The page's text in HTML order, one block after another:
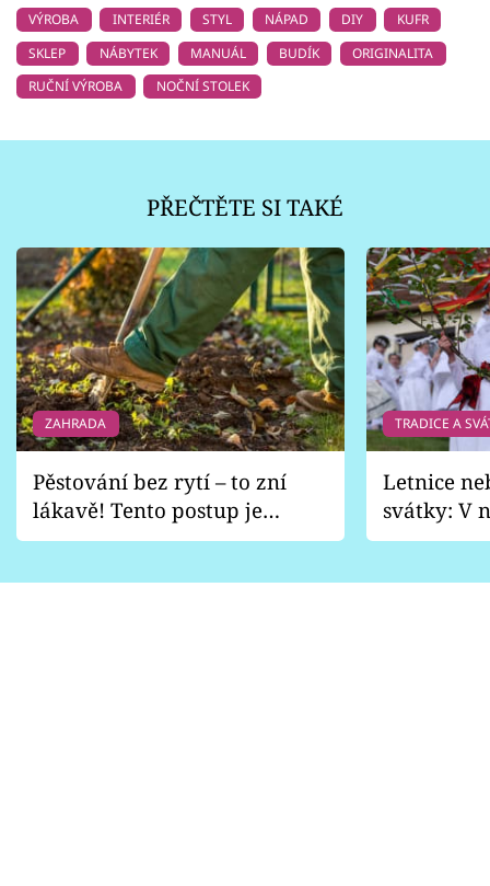
VÝROBA
INTERIÉR STYL NÁPAD DIY
KUFR
SKLEP
NÁBYTEK MANUÁL BUDÍK
ORIGINALITA
RUČNÍ VÝROBA
NOČNÍ STOLEK
PŘEČTĚTE SI TAKÉ
ZAHRADA
Pěstování bez rytí – to zní
lákavě! Tento postup je
vhodný jen pro některé
TRADICE A
Letnice
svátky: V
pondělí